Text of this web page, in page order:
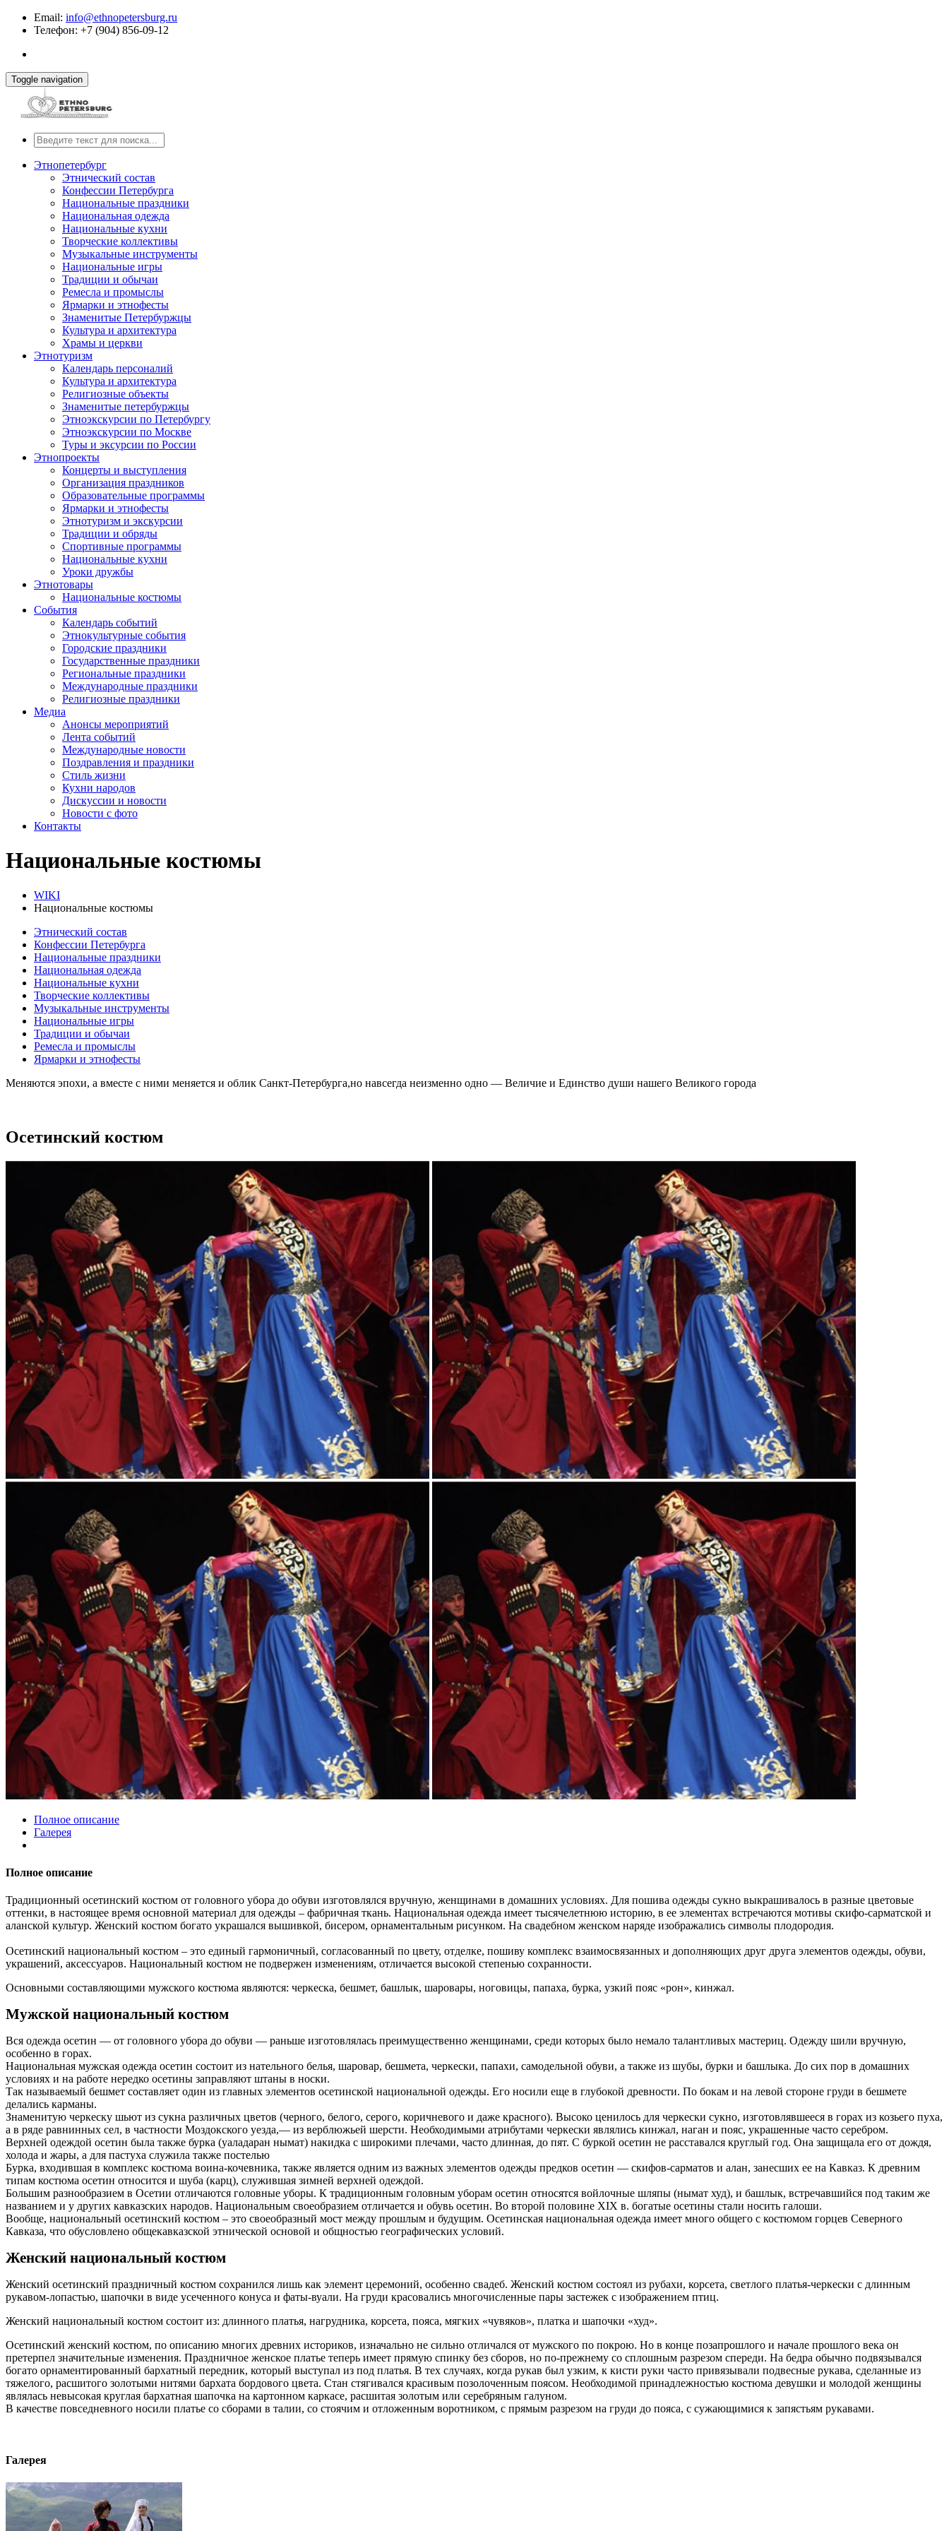
Email: info@ethnopetersburg.ru
Телефон: +7 (904) 856-09-12
Toggle navigation
Этнопетербург
Этнический состав
Конфессии Петербурга
Национальные праздники
Национальная одежда
Национальные кухни
Творческие коллективы
Музыкальные инструменты
Национальные игры
Традиции и обычаи
Ремесла и промыслы
Ярмарки и этнофесты
Знаменитые Петербуржцы
Культура и архитектура
Храмы и церкви
Этнотуризм
Календарь персоналий
Культура и архитектура
Религиозные объекты
Знаменитые петербуржцы
Этноэкскурсии по Петербургу
Этноэкскурсии по Москве
Туры и эксурсии по России
Этнопроекты
Концерты и выступления
Организация праздников
Образовательные программы
Ярмарки и этнофесты
Этнотуризм и экскурсии
Традиции и обряды
Спортивные программы
Национальные кухни
Уроки дружбы
Этнотовары
Национальные костюмы
События
Календарь событий
Этнокультурные события
Городские праздники
Государственные праздники
Региональные праздники
Международные праздники
Религиозные праздники
Медиа
Анонсы мероприятий
Лента событий
Международные новости
Поздравления и праздники
Cтиль жизни
Кухни народов
Дискуссии и новости
Новости с фото
Контакты
Национальные костюмы
WIKI
Национальные костюмы
Этнический состав
Конфессии Петербурга
Национальные праздники
Национальная одежда
Национальные кухни
Творческие коллективы
Музыкальные инструменты
Национальные игры
Традиции и обычаи
Ремесла и промыслы
Ярмарки и этнофесты
Меняются эпохи, а вместе с ними меняется и облик Санкт-Петербурга,но навсегда неизменно одно — Величие и Единство души нашего Великого города
Осетинский костюм
Полное описание
Галерея
Полное описание
Традиционный осетинский костюм от головного убора до обуви изготовлялся вручную, женщинами в домашних условиях. Для пошива одежды сукно выкрашивалось в разные цветовые
оттенки, в настоящее время основной материал для одежды – фабричная ткань. Национальная одежда имеет тысячелетнюю историю, в ее элементах встречаются мотивы скифо-сарматской и
аланской культур. Женский костюм богато украшался вышивкой, бисером, орнаментальным рисунком. На свадебном женском наряде изображались символы плодородия.
Осетинский национальный костюм – это единый гармоничный, согласованный по цвету, отделке, пошиву комплекс взаимосвязанных и дополняющих друг друга элементов одежды, обуви,
украшений, аксессуаров. Национальный костюм не подвержен изменениям, отличается высокой степенью сохранности.
Основными составляющими мужского костюма являются: черкеска, бешмет, башлык, шаровары, ноговицы, папаха, бурка, узкий пояс «рон», кинжал.
Мужской национальный костюм
Вся одежда осетин — от головного убора до обуви — раньше изготовлялась преимущественно женщинами, среди которых было немало талантливых мастериц. Одежду шили вручную,
особенно в горах.
Национальная мужская одежда осетин состоит из нательного белья, шаровар, бешмета, черкески, папахи, самодельной обуви, а также из шубы, бурки и башлыка. До сих пор в домашних
условиях и на работе нередко осетины заправляют штаны в носки.
Так называемый бешмет составляет один из главных элементов осетинской национальной одежды. Его носили еще в глубокой древности. По бокам и на левой стороне груди в бешмете
делались карманы.
Знаменитую черкеску шьют из сукна различных цветов (черного, белого, серого, коричневого и даже красного). Высоко ценилось для черкески сукно, изготовлявшееся в горах из козьего пуха,
а в ряде равнинных сел, в частности Моздокского уезда,— из верблюжьей шерсти. Необходимыми атрибутами черкески являлись кинжал, наган и пояс, украшенные часто серебром.
Верхней одеждой осетин была также бурка (уаладаран нымат) накидка с широкими плечами, часто длинная, до пят. С буркой осетин не расставался круглый год. Она защищала его от дождя,
холода и жары, а для пастуха служила также постелью
Бурка, входившая в комплекс костюма воина-кочевника, также является одним из важных элементов одежды предков осетин — скифов-сарматов и алан, занесших ее на Кавказ. К древним
типам костюма осетин относится и шуба (карц), служившая зимней верхней одеждой.
Большим разнообразием в Осетии отличаются головные уборы. К традиционным головным уборам осетин относятся войлочные шляпы (нымат худ), и башлык, встречавшийся под таким же
названием и у других кавказских народов. Национальным своеобразием отличается и обувь осетин. Во второй половине XIX в. богатые осетины стали носить галоши.
Вообще, национальный осетинский костюм – это своеобразный мост между прошлым и будущим. Осетинская национальная одежда имеет много общего с костюмом горцев Северного
Кавказа, что обусловлено общекавказской этнической основой и общностью географических условий.
Женский национальный костюм
Женский осетинский праздничный костюм сохранился лишь как элемент церемоний, особенно свадеб. Женский костюм состоял из рубахи, корсета, светлого платья-черкески с длинным
рукавом-лопастью, шапочки в виде усеченного конуса и фаты-вуали. На груди красовались многочисленные пары застежек с изображением птиц.
Женский национальный костюм состоит из: длинного платья, нагрудника, корсета, пояса, мягких «чувяков», платка и шапочки «худ».
Осетинский женский костюм, по описанию многих древних историков, изначально не сильно отличался от мужского по покрою. Но в конце позапрошлого и начале прошлого века он
претерпел значительные изменения. Праздничное женское платье теперь имеет прямую спинку без сборов, но по-прежнему со сплошным разрезом спереди. На бедра обычно подвязывался
богато орнаментированный бархатный передник, который выступал из под платья. В тех случаях, когда рукав был узким, к кисти руки часто привязывали подвесные рукава, сделанные из
тяжелого, расшитого золотыми нитями бархата бордового цвета. Стан стягивался красивым позолоченным поясом. Необходимой принадлежностью костюма девушки и молодой женщины
являлась невысокая круглая бархатная шапочка на картонном каркасе, расшитая золотым или серебряным галуном.
В качестве повседневного носили платье со сборами в талии, со стоячим и отложенным воротником, с прямым разрезом на груди до пояса, с сужающимися к запястьям рукавами.
Галерея